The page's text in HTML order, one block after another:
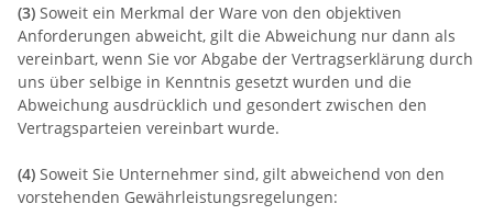
(3) Soweit ein Merkmal der Ware von den objektiven
Anforderungen abweicht, gilt die Abweichung nur dann als
vereinbart, wenn Sie vor Abgabe der Vertragserklärung durch
uns über selbige in Kenntnis gesetzt wurden und die
Abweichung ausdrücklich und gesondert zwischen den
Vertragsparteien vereinbart wurde.
(4) Soweit Sie Unternehmer sind, gilt abweichend von den
vorstehenden Gewährleistungsregelungen: